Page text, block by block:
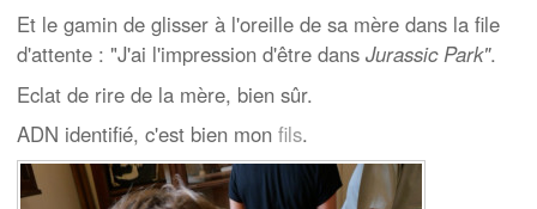
Et le gamin de glisser à l'oreille de sa mère dans la file
d'attente : "J'ai l'impression d'être dans Jurassic Park".
Eclat de rire de la mère, bien sûr.
ADN identifié, c'est bien mon fils.